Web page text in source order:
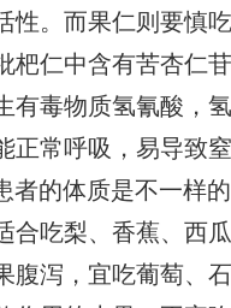
性。而果仁则要慎
杷仁中含有苦杏仁
有毒物质氢氰酸，
正常呼吸，易导致窒
者的体质是不一样
合吃梨、香蕉、西
腹泻，宜吃葡萄、石